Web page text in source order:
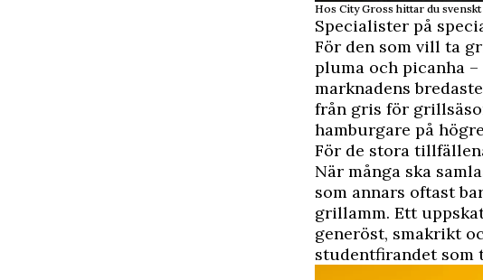
Hos City Gross hittar du
Specialister på
För den som vill ta
pluma och picanha
marknadens
från gris för
hamburgare på
För de stora
När många ska
som annars oftast
grillamm. Ett
generöst, smakrikt
studentfirandet som